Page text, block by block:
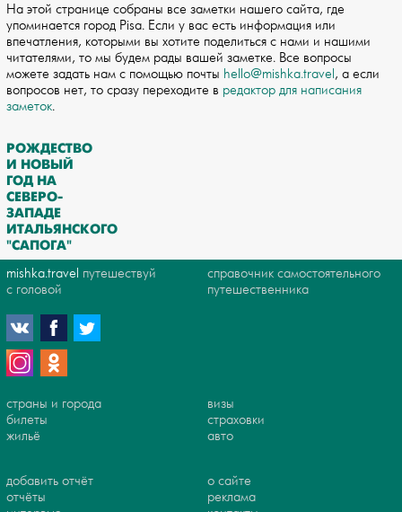
На этой странице собраны все заметки нашего сайта, где
упоминается город Pisa. Если у вас есть информация или
впечатления, которыми вы хотите поделиться с нами и нашими
читателями, то мы будем рады вашей заметке. Все вопросы
можете задать нам с помощью почты hello@mishka.travel, а если
вопросов нет, то сразу переходите в редактор для написания
заметок.
РОЖДЕСТВО
И НОВЫЙ
ГОД НА
СЕВЕРО-
ЗАПАДЕ
ИТАЛЬЯНСКОГО
"САПОГА"
mishka.travel путешествуй
с головой
справочник самостоятельного
путешественника
страны и города
билеты
жильё
визы
страховки
авто
добавить отчёт
отчёты
о сайте
реклама